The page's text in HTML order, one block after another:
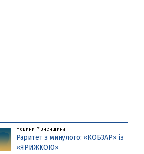
Новини Рівненщини
Раритет з минулого: «КОБЗАР» із
«ЯРИЖКОЮ»